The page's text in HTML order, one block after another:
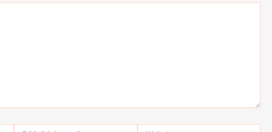
Website